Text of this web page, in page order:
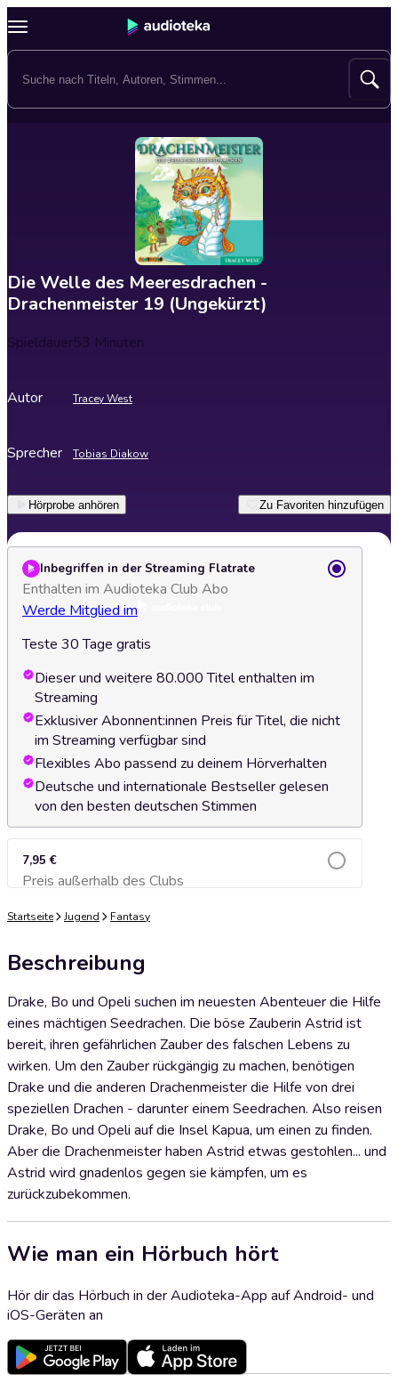
Die Welle des Meeresdrachen -
Drachenmeister 19 (Ungekürzt)
Spieldauer53 Minuten
Autor Tracey West
Sprecher Tobias Diakow
Hörprobe anhören Zu Favoriten hinzufügen
Inbegriffen in der Streaming Flatrate
Enthalten im Audioteka Club Abo
Werde Mitglied im
Teste 30 Tage gratis
Dieser und weitere 80.000 Titel enthalten im
Streaming
Exklusiver Abonnent:innen Preis für Titel, die nicht
im Streaming verfügbar sind
Flexibles Abo passend zu deinem Hörverhalten
Deutsche und internationale Bestseller gelesen
von den besten deutschen Stimmen
7,95 €
Preis außerhalb des ClubsZum Warenkorb hinzufügen
Startseite Jugend Fantasy
Beschreibung
Drake, Bo und Opeli suchen im neuesten Abenteuer die Hilfe
eines mächtigen Seedrachen. Die böse Zauberin Astrid ist
bereit, ihren gefährlichen Zauber des falschen Lebens zu
wirken. Um den Zauber rückgängig zu machen, benötigen
Drake und die anderen Drachenmeister die Hilfe von drei
speziellen Drachen - darunter einem Seedrachen. Also reisen
Drake, Bo und Opeli auf die Insel Kapua, um einen zu finden.
Aber die Drachenmeister haben Astrid etwas gestohlen... und
Astrid wird gnadenlos gegen sie kämpfen, um es
zurückzubekommen.
Wie man ein Hörbuch hört
Hör dir das Hörbuch in der Audioteka-App auf Android- und
iOS-Geräten an